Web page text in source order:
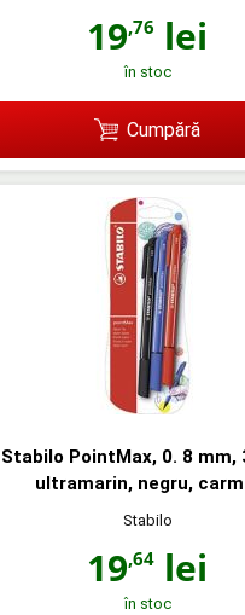
19,76 lei
în stoc
Cumpără
PointMax, 0. 8
ultramarin, negru,
Stabilo
19,64 lei
în stoc